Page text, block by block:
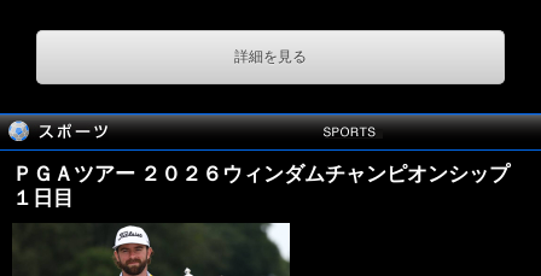
詳細を見る
ＰＧＡツアー ２０２６ウィンダムチャンピオンシップ
１日目